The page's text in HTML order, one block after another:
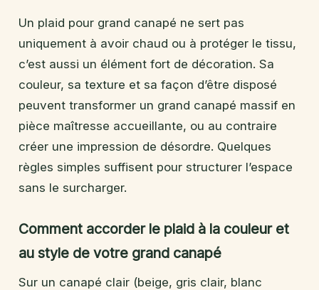
Un plaid pour grand canapé ne sert pas
uniquement à avoir chaud ou à protéger le tissu,
c’est aussi un élément fort de décoration. Sa
couleur, sa texture et sa façon d’être disposé
peuvent transformer un grand canapé massif en
pièce maîtresse accueillante, ou au contraire
créer une impression de désordre. Quelques
règles simples suffisent pour structurer l’espace
sans le surcharger.
Comment accorder le plaid à la couleur et
au style de votre grand canapé
Sur un canapé clair (beige, gris clair, blanc